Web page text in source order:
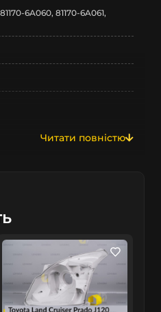
6A060, 81170-6A061,
Читати повністю